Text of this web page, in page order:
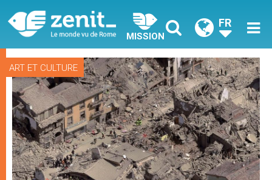
MISSION
FR
ART ET CULTURE